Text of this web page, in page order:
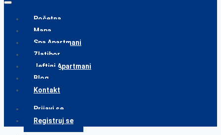
Početna
Mapa
Spa Apartmani
Zlatibor
Jeftini Apartmani
Blog
Kontakt
Prijavi se
Registruj se